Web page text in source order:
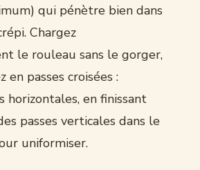
qui pénètre bien dans
Chargez
le rouleau sans le gorger,
en passes croisées :
horizontales, en finissant
passes verticales dans le
uniformiser.